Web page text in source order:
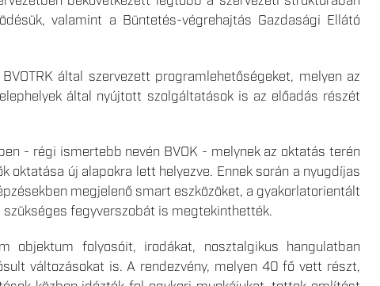
valamint a Büntetés-végrehajtás Gazdasági Ellátó
által szervezett programlehetőségeket, melyen az
által nyújtott szolgáltatások is az előadás részét
- régi ismertebb nevén BVOK - melynek az oktatás terén
oktatása új alapokra lett helyezve. Ennek során a nyugdíjas
megjelenő smart eszközöket, a gyakorlatorientált
fegyverszobát is megtekinthették.
objektum folyosóit, irodákat, nosztalgikus hangulatban
változásokat is. A rendezvény, melyen 40 fő vett részt,